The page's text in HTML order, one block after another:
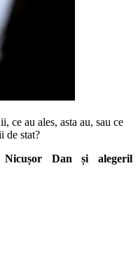
ce au ales, asta au, sau ce
de stat?
Nicușor Dan și alegeril